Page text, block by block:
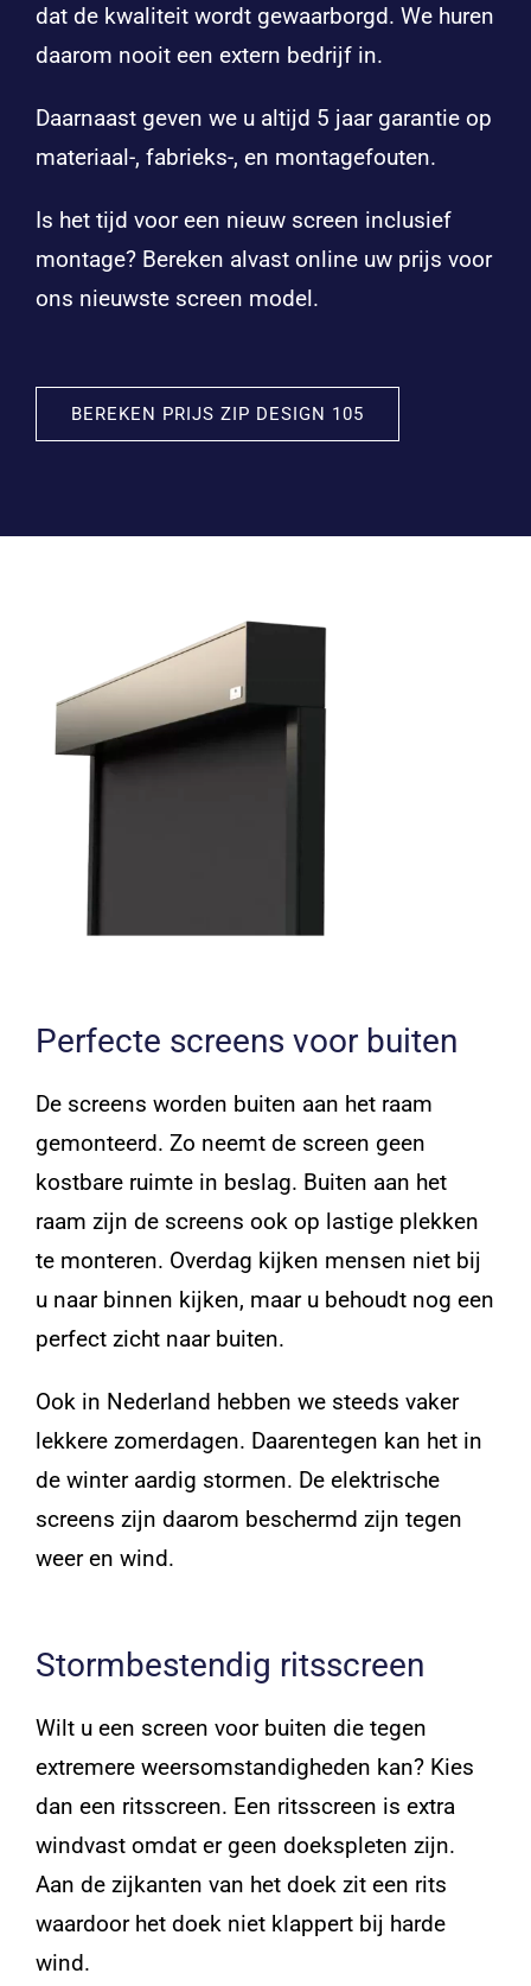
dat de kwaliteit wordt gewaarborgd. We huren
daarom nooit een extern bedrijf in.
Daarnaast geven we u altijd 5 jaar garantie op
materiaal-, fabrieks-, en montagefouten.
Is het tijd voor een nieuw screen inclusief
montage? Bereken alvast online uw prijs voor
ons nieuwste screen model.
BEREKEN PRIJS ZIP DESIGN 105
Perfecte screens voor buiten
De screens worden buiten aan het raam
gemonteerd. Zo neemt de screen geen
kostbare ruimte in beslag. Buiten aan het
raam zijn de screens ook op lastige plekken
te monteren. Overdag kijken mensen niet bij
u naar binnen kijken, maar u behoudt nog een
perfect zicht naar buiten.
Ook in Nederland hebben we steeds vaker
lekkere zomerdagen. Daarentegen kan het in
de winter aardig stormen. De elektrische
screens zijn daarom beschermd zijn tegen
weer en wind.
Stormbestendig ritsscreen
Wilt u een screen voor buiten die tegen
extremere weersomstandigheden kan? Kies
dan een ritsscreen. Een ritsscreen is extra
windvast omdat er geen doekspleten zijn.
Aan de zijkanten van het doek zit een rits
waardoor het doek niet klappert bij harde
wind.